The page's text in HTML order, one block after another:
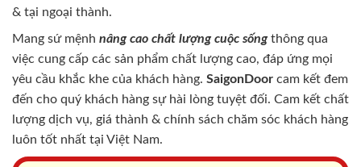
& tại ngoại thành.
Mang sứ mệnh nâng cao chất lượng cuộc sốngthông qua
việc cung cấp các sản phẩm chất lượng cao, đáp ứng mọi
yêu cầu khắc khe của khách hàng. SaigonDoor cam kết đem
đến cho quý khách hàng sự hài lòng tuyệt đối. Cam kết chất
lượng dịch vụ, giá thành & chính sách chăm sóc khách hàng
luôn tốt nhất tại Việt Nam.